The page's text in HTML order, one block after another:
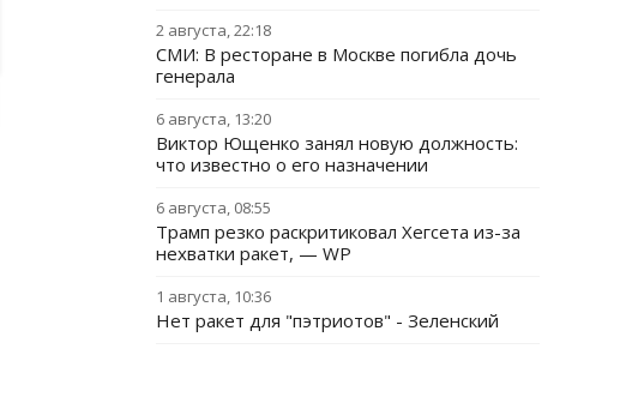
2 августа, 22:18
СМИ: В ресторане в Москве погибла дочь
генерала
6 августа, 13:20
Виктор Ющенко занял новую должность:
что известно о его назначении
6 августа, 08:55
Трамп резко раскритиковал Хегсета из-за
нехватки ракет, — WP
1 августа, 10:36
Нет ракет для "пэтриотов" - Зеленский